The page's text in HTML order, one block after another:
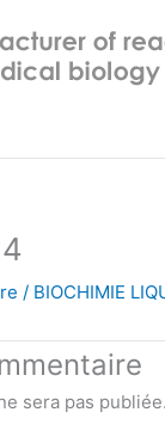
/ BIOCHIMIE
sera pas publiée.